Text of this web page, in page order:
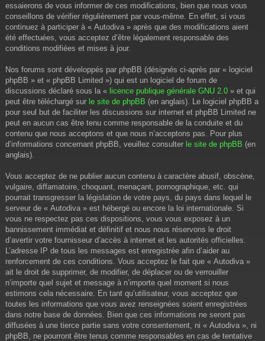
essaierons de vous informer de ces modifications, bien que nous vous
conseillons de vérifier régulièrement par vous-même. En effet, si vous
continuez à participer à « Autodiva » après que des modifications aient
été effectuées, vous acceptez d’être légalement responsable des
conditions modifiées et mises à jour.
Nos forums sont développés par phpBB (désignés ci-après par « logiciel
phpBB » et « phpBB Limited ») qui est un logiciel de forum de
discussions déclaré sous la « licence publique générale GNU 2.0 » et qui
peut être téléchargé sur le site de phpBB (en anglais). Le logiciel phpBB a
pour seul but de faciliter les discussions sur internet et phpBB Limited ne
peut en aucun cas être tenu comme responsable de la conduite et du
contenu que nous acceptons et que nous n’acceptons pas. Pour plus
d’informations concernant phpBB, veuillez consulter le site de phpBB (en
anglais).
Vous acceptez de ne publier aucun contenu à caractère abusif, obscène,
vulgaire, diffamatoire, choquant, menaçant, pornographique, etc. qui
pourrait transgresser la législation de votre pays, du pays dans lequel le
serveur de « Autodiva » est hébergé ou encore la loi internationale. Si
vous ne respectez pas ces dispositions, vous vous exposez à un
bannissement immédiat et définitif et nous nous réservons le droit
d’avertir votre fournisseur d’accès à internet et les autorités officielles.
L’adresse IP de tous les messages est enregistrée afin d’aider au
renforcement de ces conditions. Vous acceptez le fait que « Autodiva »
ait le droit de supprimer, de modifier, de déplacer ou de verrouiller
n’importe quel sujet et message à n’importe quel moment si nous
estimons cela nécessaire. En tant qu’utilisateur, vous acceptez que
toutes les informations que vous avez renseignées soient enregistrées
dans notre base de données. Bien que ces informations ne seront pas
diffusées à une tierce partie sans votre consentement, ni « Autodiva », ni
phpBB, ne pourront être tenus comme responsables en cas de tentative